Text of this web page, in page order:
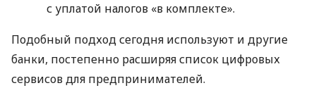
с уплатой налогов «в комплекте».
Подобный подход сегодня используют и другие
банки, постепенно расширяя список цифровых
сервисов для предпринимателей.